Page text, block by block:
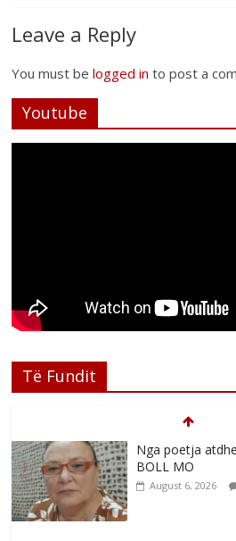
Leave a Reply
You must belogged in to post a
Youtube
Të Fundit
Nga poetja
BOLL MO
August 6, 2026